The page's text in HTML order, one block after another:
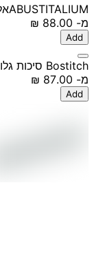
ABUSTITALIUM
מ-
Add
Bostitch סיכות גלוון SX503519, אורך 19 מ״מ, חבילת 5000
מ-
Add